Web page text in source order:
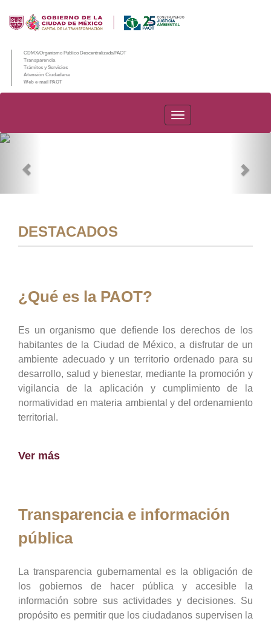
CDMX/Organismo Público Descentralizado/PAOT
Transparencia
Trámites y Servicios
Atención Ciudadana
Web e-mail PAOT
PAOT
DESTACADOS
¿Qué es la PAOT?
Es un organismo que defiende los derechos de los
habitantes de la Ciudad de México, a disfrutar de un
ambiente adecuado y un territorio ordenado para su
desarrollo, salud y bienestar, mediante la promoción y
vigilancia de la aplicación y cumplimiento de la
normatividad en materia ambiental y del ordenamiento
territorial.
Ver más
Transparencia e información
pública
La transparencia gubernamental es la obligación de
los gobiernos de hacer pública y accesible la
información sobre sus actividades y decisiones. Su
propósito es permitir que los ciudadanos supervisen la